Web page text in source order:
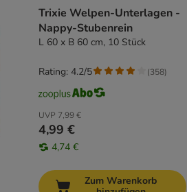
Trixie Welpen-Unterlagen -
Nappy-Stubenrein
L 60 x B 60 cm, 10 Stück
UVP 7,99 €
4,99 €
4,74 €
Rating: 4.2/5 (358)
Zum Warenkorb